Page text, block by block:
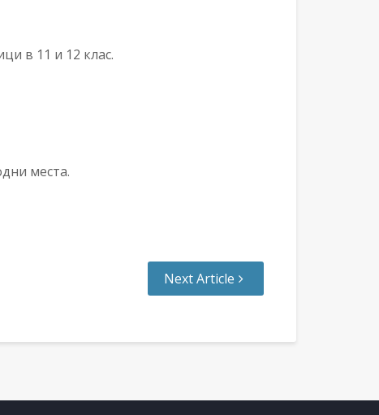
в 11 и 12 клас.
места.
Next Article